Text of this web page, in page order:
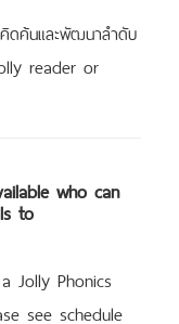
ดค้นและพัฒนาลำดับ
reader or
who can
to
Jolly Phonics
see schedule